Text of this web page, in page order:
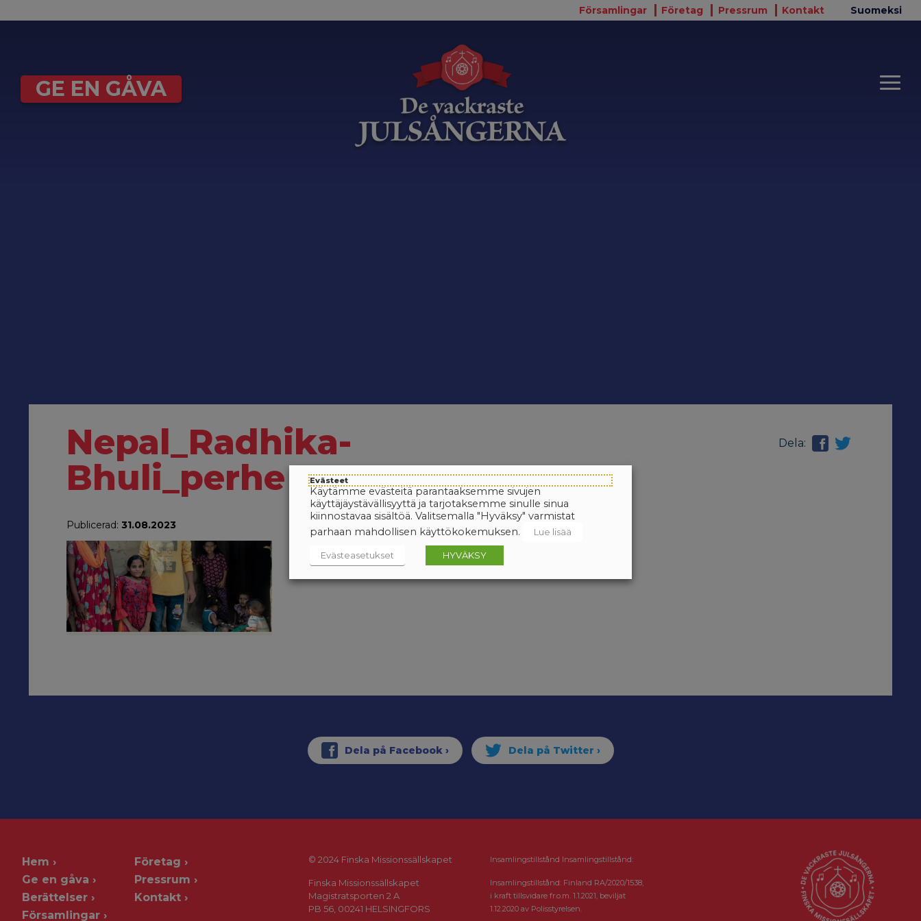
Församlingar Företag Pressrum Kontakt Suomeksi
GE EN GÅVA
Nepal_Radhika-
Bhuli_perhe
Publicerad: 31.08.2023
Dela:
Hem
Ge en gåva
Berättelser
Församlingar
Företag
Pressrum
Kontakt
© 2024 Finska Missionssällskapet
Finska Missionssällskapet
Magistratsporten 2 A
PB 56, 00241 HELSINGFORS
Insamlingstillstånd Insamlingstillstånd:
Insamlingstillstånd: Finland RA/2020/1538,
i kraft tillsvidare fr.o.m. 1.1.2021, beviljat
1.12.2020 av Polisstyrelsen.
Evästeet
Käytämme evästeitä parantaaksemme sivujen
käyttäjäystävällisyyttä ja tarjotaksemme sinulle sinua
kiinnostavaa sisältöä. Valitsemalla "Hyväksy" varmistat
parhaan mahdollisen käyttökokemuksen.
Lue lisää
Evästeasetukset HYVÄKSY